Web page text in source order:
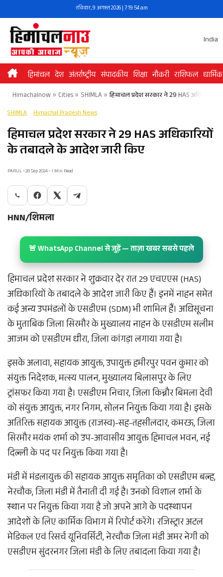
to
content
रविवार, 9 अगस्त 2026 | 7:19:54 am
India
हिमांचल देश अंतर्राष्ट्रीय संपादकीय शिक्षा नौकरी राशिफल धार्मिक
Himachalnow» Cities» SHIMLA » हिमाचल प्रदेश सरकार ने 29 HAS
SHIMLA Himachal Pradesh News
हिमाचल प्रदेश सरकार ने 29 HAS अधिकारियों
के तबादले के आदेश जारी किए
PARUL • 28 Sep 2024 • 1 Min Read
HNN/शिमला
🚨 WhatsApp Channel से जुड़ें — ताज़ा खबर सबसे पहले
हिमाचल प्रदेश सरकार ने शुक्रवार देर रात 29 एचएएस (HAS)
अधिकारियों के तबादले के आदेश जारी किए हैं। इनमें नाहन समेत
कई अन्य उपमंडलों के एसडीएम (SDM) भी शामिल हैं। अधिसूचना
के मुताबिक जिला सिरमौर के मुख्यालय नाहन के एसडीएम सलीम
आजम को एसडीएम धीरा, जिला कांगड़ा लगाया गया है।
इसके अलावा, सहायक आयुक्त, उपायुक्त हमीरपुर पवन कुमार को
संयुक्त निदेशक, मत्स्य पालन, मुख्यालय बिलासपुर के लिए
ट्रांसफर किया गया है। एसडीएम निचार, जिला किन्नौर बिमला देवी
को संयुक्त आयुक्त, नगर निगम, सोलन नियुक्त किया गया है। इसके
अतिरिक्त सहायक आयुक्त (राजस्व)-सह-तहसीलदार, कमरऊ, जिला
सिरमौर मयंक शर्मा को उप-आवासीय आयुक्त हिमाचल भवन, नई
दिल्ली के पद पर नियुक्त किया गया है।
मंडी में मंडलायुक्त की सहायक आयुक्त समृतिका को एसडीएम बल्ह,
नेरचौक, जिला मंडी में तैनाती दी गई है। उनको विशाल शर्मा के
स्थान पर नियुक्त किया गया है जो अपने आगे के पदस्थापन
आदेशों के लिए कार्मिक विभाग में रिपोर्ट करेंगे। रजिस्ट्रार अटल
मेडिकल एवं रिसर्च यूनिवर्सिटी, नेरचौक जिला मंडी अमर नेगी को
एसडीएम सुंदरनगर जिला मंडी के लिए तबादला किया गया है।